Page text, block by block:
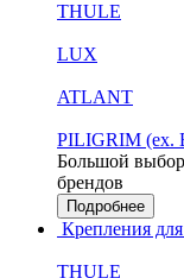
THULE
LUX
ATLANT
PILIGRIM (ex.
Большой
брендов
Подробнее
Крепления
THULE